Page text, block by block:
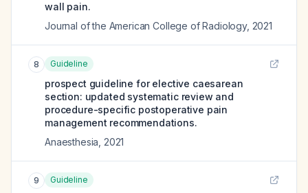
wall pain.
Journal of the American College of Radiology, 2021
8 Guideline
prospect guideline for elective caesarean
section: updated systematic review and
procedure-specific postoperative pain
management recommendations.
Anaesthesia 2021
9 Guideline